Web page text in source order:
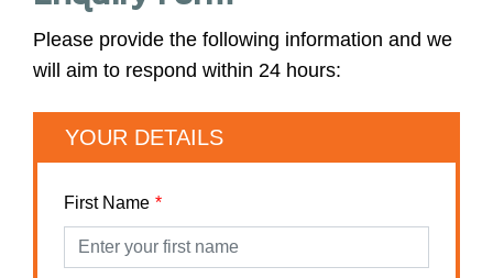
Please provide the following information and we
will aim to respond within 24 hours:
YOUR DETAILS
First Name